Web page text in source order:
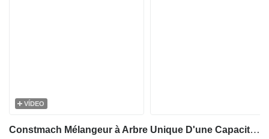
VÍDEO
Constmach Mélangeur à Arbre Unique D'une Capacité de 1 à 2 m3